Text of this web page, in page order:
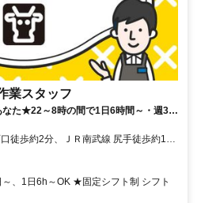
業スタッフ
た★22～8時の間で1日6時間～・週3日
徒歩約2分、ＪＲ南武線 尻手徒歩約12
歩約20分 JR南武線「矢向駅」から徒歩
、1日6h～OK ★固定シフト制 シフト